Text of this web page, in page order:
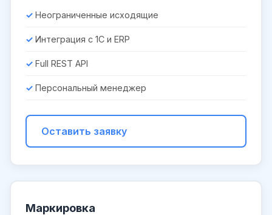
Неограниченные исходящие
Интеграция с 1С и ERP
Full REST API
Персональный менеджер
Оставить заявку
Маркировка